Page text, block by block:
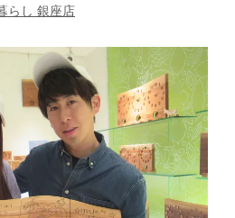
らし 銀座店